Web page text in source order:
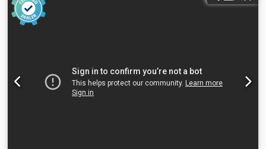
さ（最大）:
m/分, 作動方式: